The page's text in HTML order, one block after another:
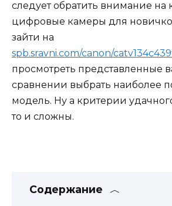
следует обратить внимание на
цифровые камеры для
зайти на
spb.sravni.com/canon/
просмотреть представленные
сравнении выбрать наиболее
модель. Ну а критерии
то и сложны.
Содержание